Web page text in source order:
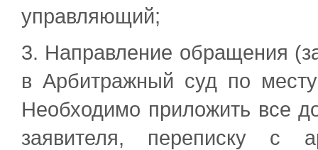
управляющий;
3. Направление обращения
в Арбитражный суд по
Необходимо приложить все
заявителя, переписку с